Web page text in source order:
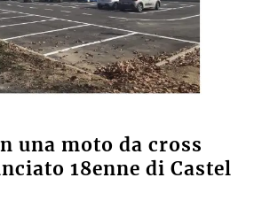
una moto da cross
18enne di Castel